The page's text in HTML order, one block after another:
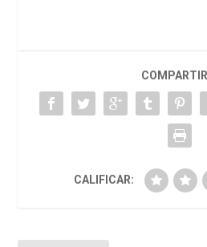
CALIFICAR: